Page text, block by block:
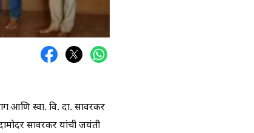
आणि स्वा. वि. दा. सावरकर
सावरकर यांची जयंती